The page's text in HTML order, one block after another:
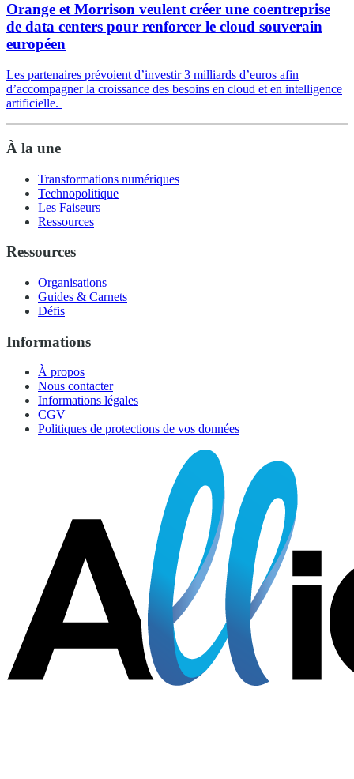
Orange et Morrison veulent créer une coentreprise
de data centers pour renforcer le cloud souverain
européen
Les partenaires prévoient d’investir 3 milliards d’euros afin
d’accompagner la croissance des besoins en cloud et en intelligence
artificielle.
À la une
Transformations numériques
Technopolitique
Les Faiseurs
Ressources
Ressources
Organisations
Guides & Carnets
Défis
Informations
À propos
Nous contacter
Informations légales
CGV
Politiques de protections de vos données